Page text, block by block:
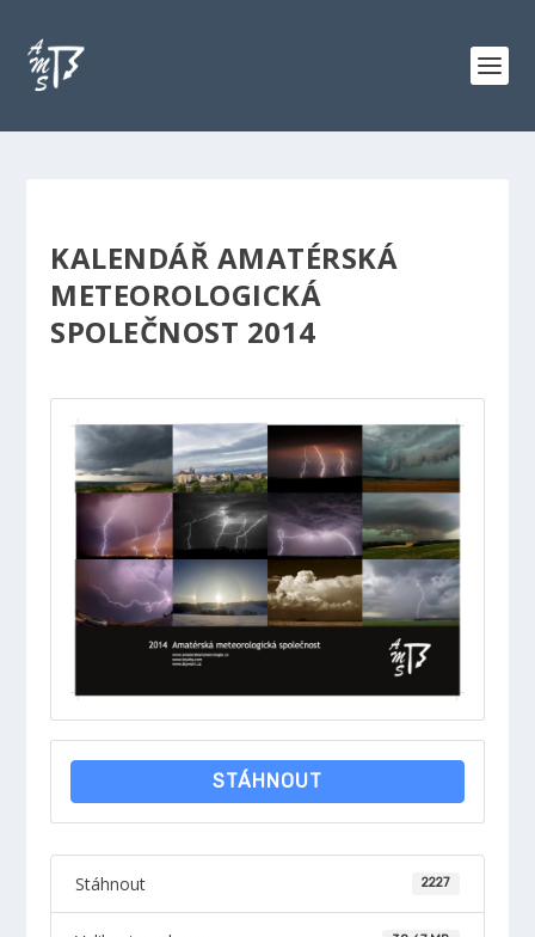
KALENDÁŘ AMATÉRSKÁ
METEOROLOGICKÁ
SPOLEČNOST 2014
STÁHNOUT
Stáhnout 2227